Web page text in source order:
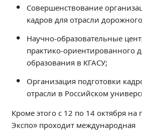
Всероссийское чемпионатное
Региональная инновационная
СВЕДЕНИЯ ОБ
Основные сведения
Структура и органы управления
организацией
Совершенствование
кадров для отрасли
Научно-образовательные
практико-ориентированного
образования в КГАСУ;
Организация подготовки
отрасли в Российском
Кроме этого с 12 по 14 октября на
Экспо» проходит международная